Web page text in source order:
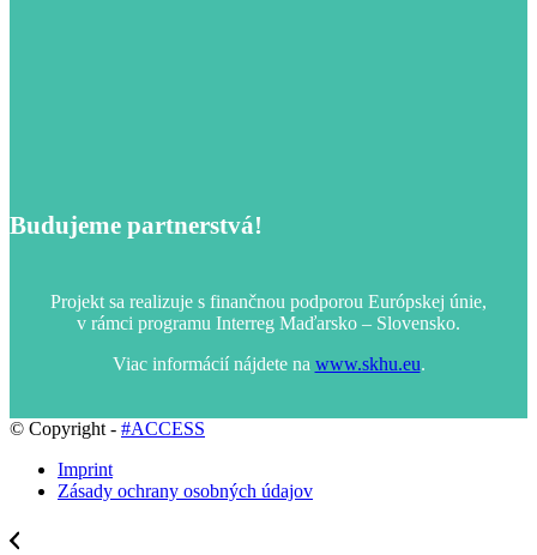
Budujeme partnerstvá!
Projekt sa realizuje s finančnou podporou Európskej únie,
v rámci programu Interreg Maďarsko – Slovensko.
Viac informácií nájdete na www.skhu.eu.
© Copyright - #ACCESS
Imprint
Zásady ochrany osobných údajov